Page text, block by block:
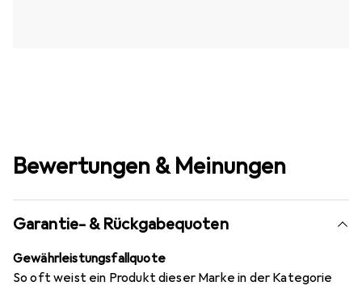
Bewertungen & Meinungen
Garantie- & Rückgabequoten
Gewährleistungsfallquote
So oft weist ein Produkt dieser Marke in der Kategorie